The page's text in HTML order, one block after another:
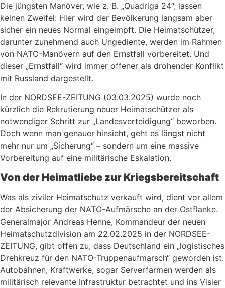
Die jüngsten Manöver, wie z. B. „Quadriga 24“, lassen
keinen Zweifel: Hier wird der Bevölkerung langsam aber
sicher ein neues Normal eingeimpft. Die Heimatschützer,
darunter zunehmend auch Ungediente, werden im Rahmen
von NATO-Manövern auf den Ernstfall vorbereitet. Und
dieser „Ernstfall“ wird immer offener als drohender Konflikt
mit Russland dargestellt.
In der NORDSEE-ZEITUNG (03.03.2025) wurde noch
kürzlich die Rekrutierung neuer Heimatschützer als
notwendiger Schritt zur „Landesverteidigung“ beworben.
Doch wenn man genauer hinsieht, geht es längst nicht
mehr nur um „Sicherung“ – sondern um eine massive
Vorbereitung auf eine militärische Eskalation.
Von der Heimatliebe zur Kriegsbereitschaft
Was als ziviler Heimatschutz verkauft wird, dient vor allem
der Absicherung der NATO-Aufmärsche an der Ostflanke.
Generalmajor Andreas Henne, Kommandeur der neuen
Heimatschutzdivision am 22.02.2025 in der NORDSEE-
ZEITUNG, gibt offen zu, dass Deutschland ein „logistisches
Drehkreuz für den NATO-Truppenaufmarsch“ geworden ist.
Autobahnen, Kraftwerke, sogar Serverfarmen werden als
militärisch relevante Infrastruktur betrachtet und ins Visier